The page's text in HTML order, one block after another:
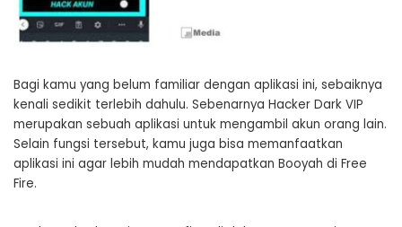
Bagi kamu yang belum familiar dengan aplikasi ini, sebaiknya
kenali sedikit terlebih dahulu. Sebenarnya Hacker Dark VIP
merupakan sebuah aplikasi untuk mengambil akun orang lain.
Selain fungsi tersebut, kamu juga bisa memanfaatkan
aplikasi ini agar lebih mudah mendapatkan Booyah di Free
Fire.